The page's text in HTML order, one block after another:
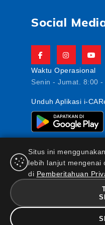
Social
Waktu Operasional
Senin - Jumat. 8:00 -
Unduh Aplikasi i-
PT AJ Central Asia
Otoritas Jasa
Maklumat &
Informasi|Standar
Situs ini
lebih lanjut mengenai
di Pemberitahuan